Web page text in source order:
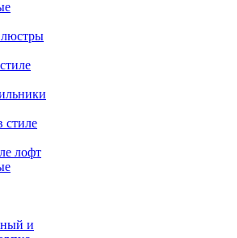
стиле
лофт
и